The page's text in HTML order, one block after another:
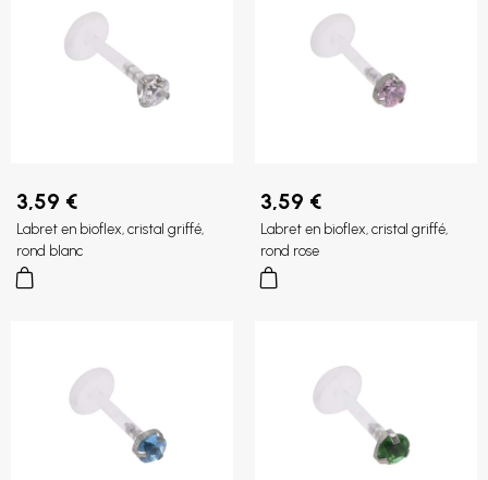
3,59 €
Labret en bioflex, cristal griffé,
rond blanc
3,59 €
Labret en bioflex, cristal griffé,
rond rose